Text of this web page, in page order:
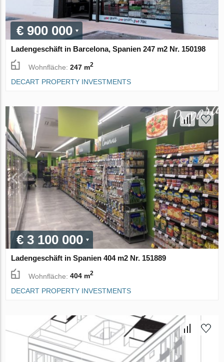
€ 900 000
Ladengeschäft in Barcelona, Spanien 247 m2 Nr. 150198
Wohnfläche:247 m2
DECART PROPERTY INVESTMENTS
€ 3 100 000
Ladengeschäft in Spanien 404 m2 Nr. 151889
Wohnfläche:404 m2
DECART PROPERTY INVESTMENTS